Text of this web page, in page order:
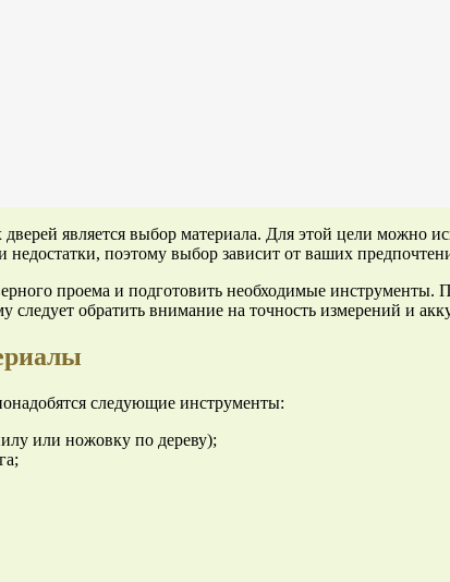
является выбор материала. Для этой цели можно
поэтому выбор зависит от ваших
проема и подготовить необходимые
обратить внимание на точность измерений и
следующие инструменты:
или ножовку по дереву);